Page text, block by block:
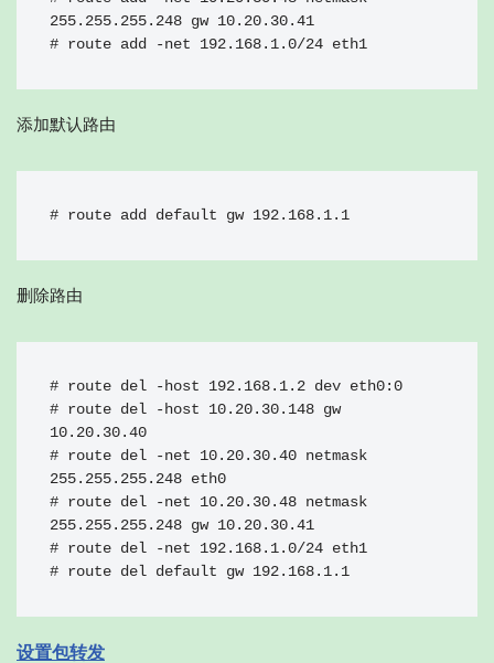
255.255.255.248 gw 10.20.30.41
# route add -net 192.168.1.0/24 eth1
添加默认路由
# route add default gw 192.168.1.1
删除路由
# route del -host 192.168.1.2 dev eth0:0
# route del -host 10.20.30.148 gw
10.20.30.40
# route del -net 10.20.30.40 netmask
255.255.255.248 eth0
# route del -net 10.20.30.48 netmask
255.255.255.248 gw 10.20.30.41
# route del -net 192.168.1.0/24 eth1
# route del default gw 192.168.1.1
设置包转发